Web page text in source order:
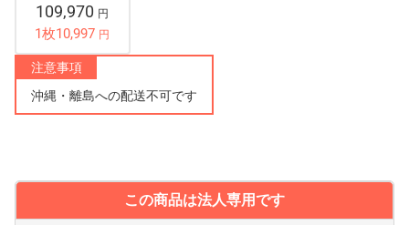
109,970 円
1枚10,997 円
注意事項
沖縄・離島への配送不可です
この商品は法人専用です